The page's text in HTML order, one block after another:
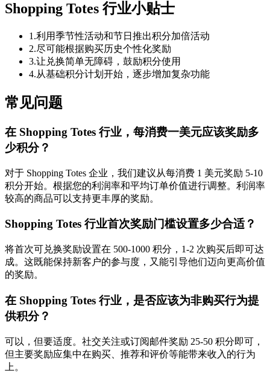
Shopping Totes 行业小贴士
1 .利用季节性活动和节日推出积分加倍活动
2.尽可能根据购买历史个性化奖励
3.让兑换简单无障碍，鼓励积分使用
4.从基础积分计划开始，逐步增加复杂功能
常见问题
在 Shopping Totes 行业，每消费一美元应该奖励多
少积分？
对于 Shopping Totes 企业，我们建议从每消费 1 美元奖励 5-10
积分开始。根据您的利润率和平均订单价值进行调整。利润率
较高的商品可以支持更丰厚的奖励。
Shopping Totes 行业首次奖励门槛设置多少合适？
将首次可兑换奖励设置在 500-1000 积分，1-2 次购买后即可达
成。这既能保持新客户的参与度，又能引导他们迈向更高价值
的奖励。
在 Shopping Totes 行业，是否应该为非购买行为提
供积分？
可以，但要适度。社交关注或订阅邮件奖励 25-50 积分即可，
但主要奖励应集中在购买、推荐和评价等能带来收入的行为
上。